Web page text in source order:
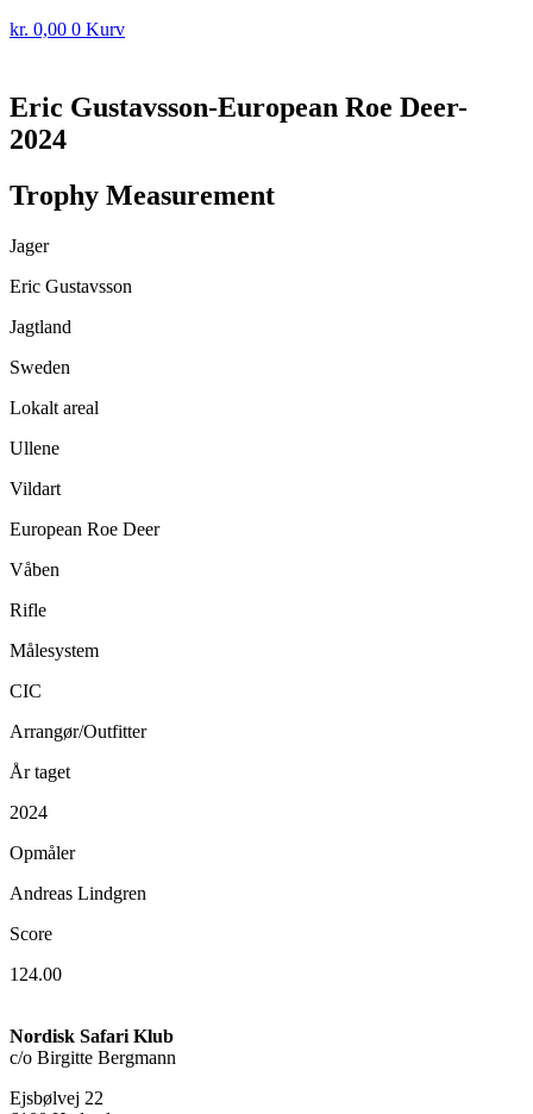
kr. 0,00 0 Kurv
Eric Gustavsson-European Roe Deer-
2024
Trophy Measurement
Jager
Eric Gustavsson
Jagtland
Sweden
Lokalt areal
Ullene
Vildart
European Roe Deer
Våben
Rifle
Målesystem
CIC
Arrangør/Outfitter
År taget
2024
Opmåler
Andreas Lindgren
Score
124.00
Nordisk Safari Klub
c/o Birgitte Bergmann
Ejsbølvej 22